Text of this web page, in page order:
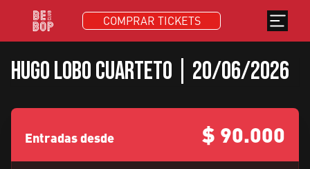
COMPRAR TICKETS
Hugo Lobo Cuarteto | 20/06/2026
Entradas desde $ 90.000